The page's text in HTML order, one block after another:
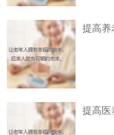
提高养
提高医